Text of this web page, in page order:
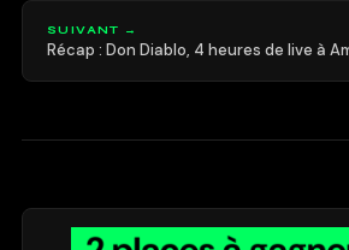
SUIVANT →
Récap : Don Diablo, 4 heures de live à